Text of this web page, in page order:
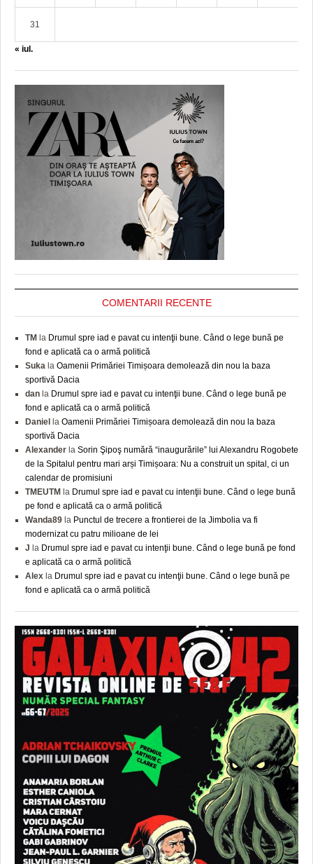
31
« iul.
COMENTARII RECENTE
TM la Drumul spre iad e pavat cu intenţii bune. Când o lege bună pe
fond e aplicată ca o armă politică
Suka la Oamenii Primăriei Timișoara demolează din nou la baza
sportivă Dacia
dan la Drumul spre iad e pavat cu intenţii bune. Când o lege bună pe
fond e aplicată ca o armă politică
Daniel la Oamenii Primăriei Timișoara demolează din nou la baza
sportivă Dacia
Alexander la Sorin Şipoş numără “inaugurările” lui Alexandru Rogobete
de la Spitalul pentru mari arși Timișoara: Nu a construit un spital, ci un
calendar de promisiuni
TMEUTM la Drumul spre iad e pavat cu intenţii bune. Când o lege bună
pe fond e aplicată ca o armă politică
Wanda89 la Punctul de trecere a frontierei de la Jimbolia va fi
modernizat cu patru milioane de lei
J la Drumul spre iad e pavat cu intenţii bune. Când o lege bună pe fond
e aplicată ca o armă politică
Alex la Drumul spre iad e pavat cu intenţii bune. Când o lege bună pe
fond e aplicată ca o armă politică